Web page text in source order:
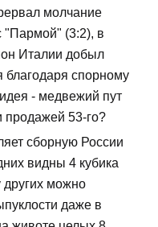
молчание
"Пармой" (3:2), в
Италии добыл
спорному
- медвежий пут
продажей 53-го?
сборную России
видны 4 кубика
других можно
даже в